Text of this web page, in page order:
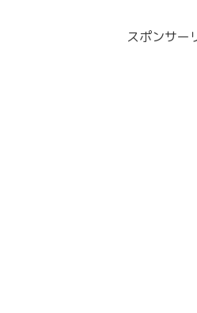
スポンサー